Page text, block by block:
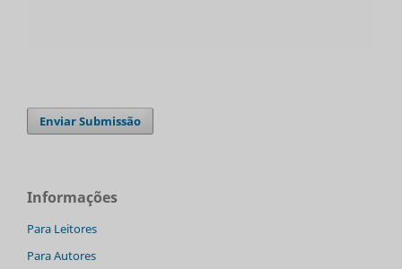
Enviar Submissão
Informações
Para Leitores
Para Autores